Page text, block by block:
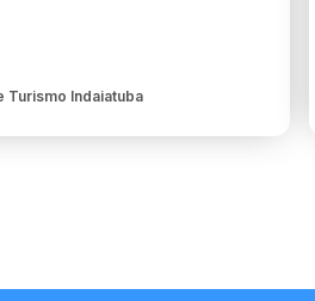
Turismo Indaiatuba